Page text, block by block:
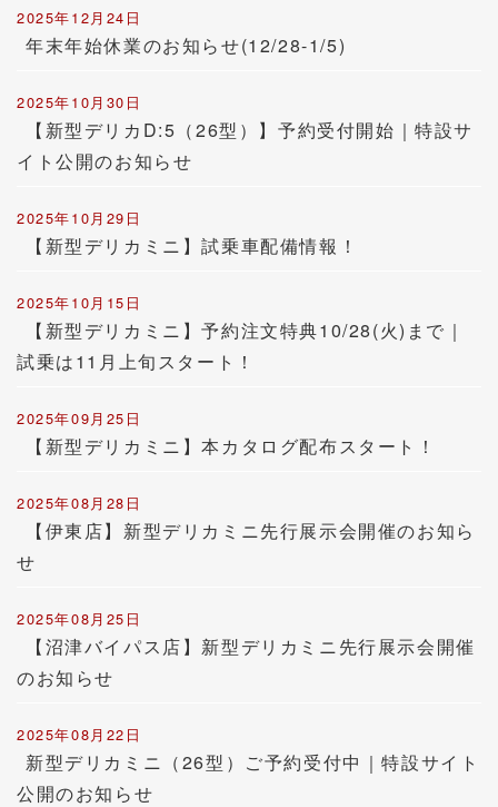
2025年12月24日
年末年始休業のお知らせ(12/28-1/5)
2025年10月30日
【新型デリカD:5（26型）】予約受付開始｜特設サ
イト公開のお知らせ
2025年10月29日
【新型デリカミニ】試乗車配備情報！
2025年10月15日
【新型デリカミニ】予約注文特典10/28(火)まで｜
試乗は11月上旬スタート！
2025年09月25日
【新型デリカミニ】本カタログ配布スタート！
2025年08月28日
【伊東店】新型デリカミニ先行展示会開催のお知ら
せ
2025年08月25日
【沼津バイパス店】新型デリカミニ先行展示会開催
のお知らせ
2025年08月22日
新型デリカミニ（26型）ご予約受付中｜特設サイト
公開のお知らせ